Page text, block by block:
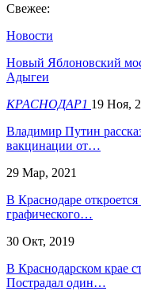
Свежее:
Новости
Новый Яблоновский
Адыгеи
КРАСНОДАР1 19 Ноя,
Владимир Путин
вакцинации от…
29 Мар, 2021
В Краснодаре
графического…
30 Окт, 2019
В Краснодарском крае
Пострадал один…